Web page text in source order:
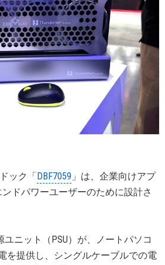
ック「 DBF7059 」は、企業向けアプ
ドパワーユーザーのために設計さ
ユニット（PSU）が、ノートパソコ
を提供し、シングルケーブルでの電